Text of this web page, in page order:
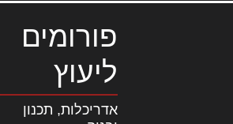
פורומים
ליעוץ
אדריכלות, תכנון